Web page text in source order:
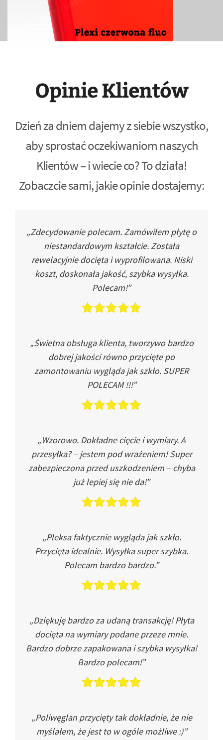
Opinie Klientów
Dzień za dniem dajemy z siebie wszystko,
aby sprostać oczekiwaniom naszych
Klientów – i wiecie co? To działa!
Zobaczcie sami, jakie opinie dostajemy:
„Zdecydowanie polecam. Zamówiłem płytę o
niestandardowym kształcie. Została
rewelacyjnie docięta i wyprofilowana. Niski
koszt, doskonała jakość, szybka wysyłka.
Polecam!”
„Świetna obsługa klienta, tworzywo bardzo
dobrej jakości równo przycięte po
zamontowaniu wygląda jak szkło. SUPER
POLECAM !!!”
„Wzorowo. Dokładne cięcie i wymiary. A
przesyłka? – jestem pod wrażeniem! Super
zabezpieczona przed uszkodzeniem – chyba
już lepiej się nie da!”
„Pleksa faktycznie wygląda jak szkło.
Przycięta idealnie. Wysyłka super szybka.
Polecam bardzo bardzo.”
„Dziękuję bardzo za udaną transakcję! Płyta
docięta na wymiary podane przeze mnie.
Bardzo dobrze zapakowana i szybka wysyłka!
Bardzo polecam!”
„Poliwęglan przycięty tak dokładnie, że nie
myślałem, że jest to w ogóle możliwe :)”